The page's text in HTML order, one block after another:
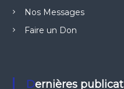
Nos Messages
Faire un Don
Dernières